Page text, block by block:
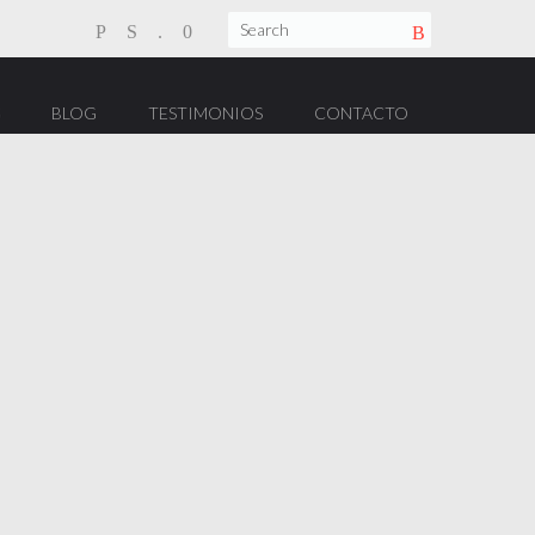
BLOG TESTIMONIOS CONTACTO